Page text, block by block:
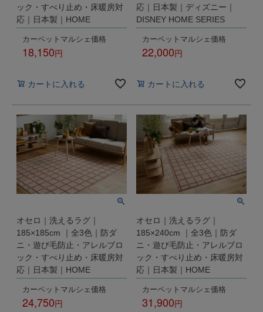
ック・すべり止め・床暖房対
応｜日本製｜HOME
カーペットマルシェ価格
18,150
カートに入れる
応｜日本製｜ディズニー｜
DISNEY HOME SERIES
カーペットマルシェ価格
22,000
カートに入れる
オセロ｜洗えるラグ｜
185×185cm ｜全3色｜防ダ
ニ・遊び毛防止・アレルブロ
ック・すべり止め・床暖房対
応｜日本製｜HOME
カーペットマルシェ価格
24,750
オセロ｜洗えるラグ｜
185×240cm ｜全3色｜防ダ
ニ・遊び毛防止・アレルブロ
ック・すべり止め・床暖房対
応｜日本製｜HOME
カーペットマルシェ価格
31,900